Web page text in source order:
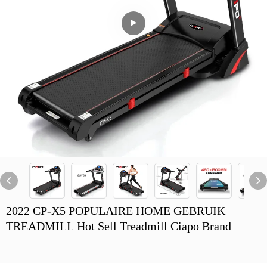
2022 CP-X5 POPULAIRE HOME GEBRUIK
TREADMILL Hot Sell Treadmill Ciapo Brand